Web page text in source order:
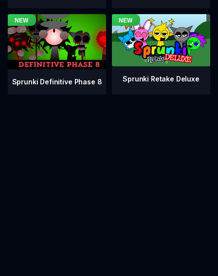
Sprunki Definitive Phase 8 Sprunki Retake Deluxe